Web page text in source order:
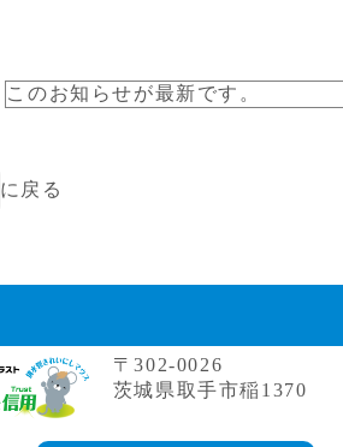
このお知らせが最新です。
に戻る
〒302-0026
茨城県取手市稲1370